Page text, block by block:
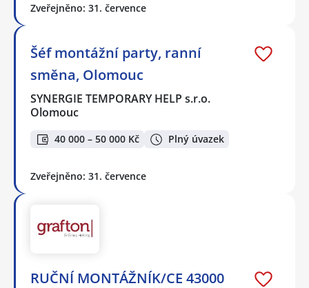
Zveřejněno: 31. července
Šéf montážní party, ranní
směna, Olomouc
SYNERGIE TEMPORARY HELP s.r.o.
Olomouc
40 000 – 50 000 Kč Plný úvazek
Zveřejněno: 31. července
RUČNÍ MONTÁŽNÍK/CE 43000